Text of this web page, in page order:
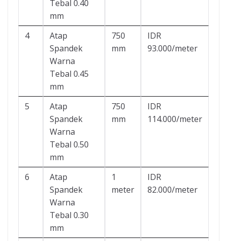
Tebal 0.40
mm
4
Atap
Spandek
Warna
Tebal 0.45
mm
750
mm
IDR
93.000/meter
5
Atap
Spandek
Warna
Tebal 0.50
mm
750
mm
IDR
114.000/meter
6
Atap
Spandek
Warna
Tebal 0.30
mm
1
meter
IDR
82.000/meter